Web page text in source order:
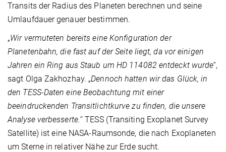
Transits der Radius des Planeten berechnen und seine
Umlaufdauer genauer bestimmen.
„Wir vermuteten bereits eine Konfiguration der
Planetenbahn, die fast auf der Seite liegt, da vor einigen
Jahren ein Ring aus Staub um HD 114082 entdeckt wurde“,
sagt Olga Zakhozhay. „Dennoch hatten wir das Glück, in
den TESS-Daten eine Beobachtung mit einer
beeindruckenden Transitlichtkurve zu finden, die unsere
Analyse verbesserte.“ TESS (Transiting Exoplanet Survey
Satellite) ist eine NASA-Raumsonde, die nach Exoplaneten
um Sterne in relativer Nähe zur Erde sucht.